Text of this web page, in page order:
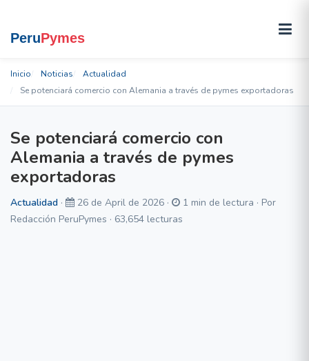
Inicio Noticias
Actualidad
Se potenciará comercio con Alemania a través de pymes exportadoras
Se potenciará comercio con
Alemania a través de pymes
exportadoras
Actualidad · 26 de April de 2026 ·
1 min de lectura · Por
Redacción PeruPymes · 63,654 lecturas